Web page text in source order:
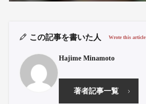
この記事を書いた人 Wrote this article
Hajime Minamoto
著者記事一覧